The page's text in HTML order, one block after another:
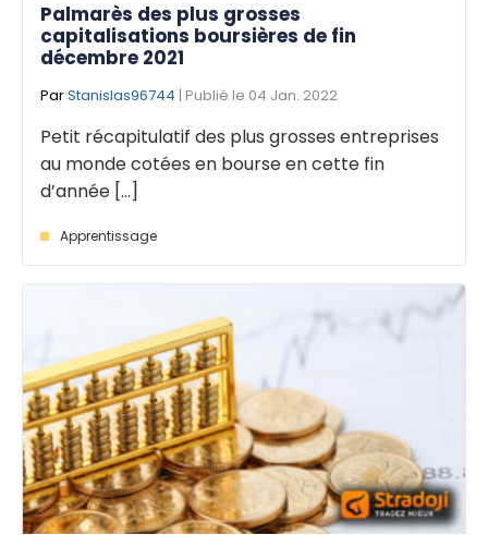
Palmarès des plus grosses
capitalisations boursières de fin
décembre 2021
ParStanislas96744 | Publié le 04 Jan. 2022
Petit récapitulatif des plus grosses entreprises
au monde cotées en bourse en cette fin
d’année [...]
Apprentissage